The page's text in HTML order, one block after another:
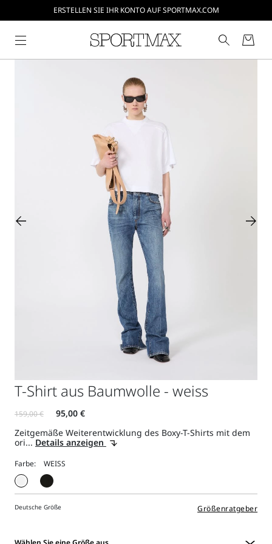
ERSTELLEN SIE IHR KONTO AUF SPORTMAX.COM
T-Shirt aus Baumwolle - weiss
Zeitgemäße Weiterentwicklung des Boxy-T-Shirts mit dem
ori... Details anzeigen
Farbe:
Deutsche Größe Größenratgeber